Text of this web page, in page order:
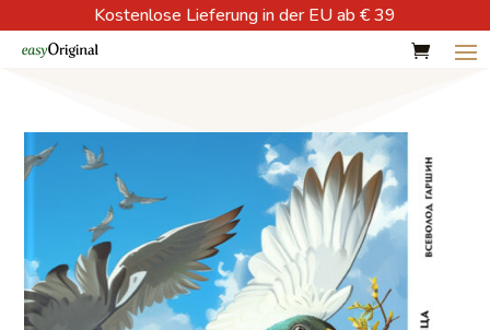
Kostenlose Lieferung in der EU ab € 39